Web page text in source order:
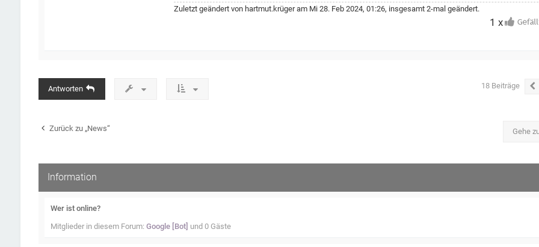
Zuletzt geändert von hartmut.krügeram Mi 28. Feb 2024, 01:26, insgesamt 2-mal geändert.
1 x
Antworten 18 Beiträge
Zurück zu „News“ Gehe
Information
Wer ist online?
Mitglieder in diesem Forum: Google [Bot] und 0 Gäste